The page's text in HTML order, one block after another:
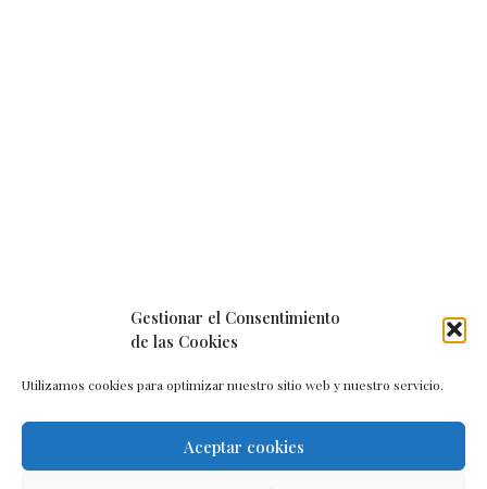
Gestionar el Consentimiento
de las Cookies
Utilizamos cookies para optimizar nuestro sitio web y nuestro servicio.
Aceptar cookies